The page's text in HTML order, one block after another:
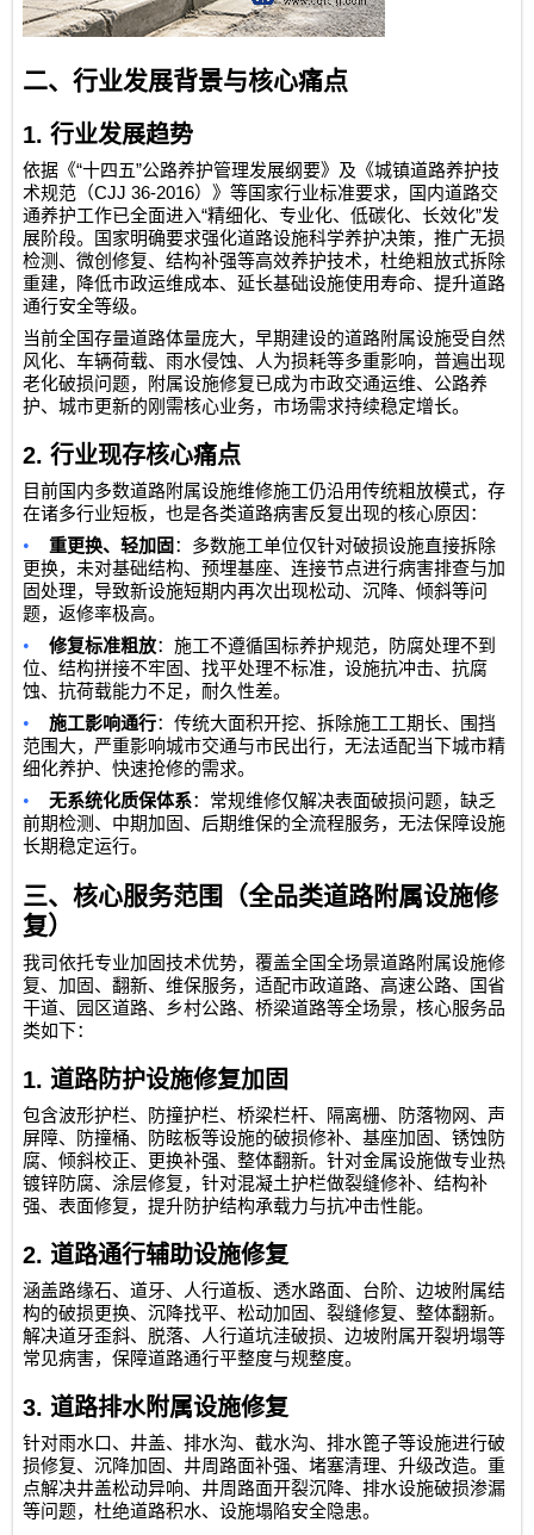
二、行业发展背景与核心痛点
1.行业发展趋势
依据《“十四五”公路养护管理发展纲要》及《城镇道路养护技
术规范（CJJ 36-2016）》等国家行业标准要求，国内道路交
通养护工作已全面进入“精细化、专业化、低碳化、长效化”发
展阶段。国家明确要求强化道路设施科学养护决策，推广无损
检测、微创修复、结构补强等高效养护技术，杜绝粗放式拆除
重建，降低市政运维成本、延长基础设施使用寿命、提升道路
通行安全等级。
当前全国存量道路体量庞大，早期建设的道路附属设施受自然
风化、车辆荷载、雨水侵蚀、人为损耗等多重影响，普遍出现
老化破损问题，附属设施修复已成为市政交通运维、公路养
护、城市更新的刚需核心业务，市场需求持续稳定增长。
2.行业现存核心痛点
目前国内多数道路附属设施维修施工仍沿用传统粗放模式，存
在诸多行业短板，也是各类道路病害反复出现的核心原因：
• 重更换、轻加固 ：多数施工单位仅针对破损设施直接拆除
更换，未对基础结构、预埋基座、连接节点进行病害排查与加
固处理，导致新设施短期内再次出现松动、沉降、倾斜等问
题，返修率极高。
• 修复标准粗放：施工不遵循国标养护规范，防腐处理不到
位、结构拼接不牢固、找平处理不标准，设施抗冲击、抗腐
蚀、抗荷载能力不足，耐久性差。
• 施工影响通行：传统大面积开挖、拆除施工工期长、围挡
范围大，严重影响城市交通与市民出行，无法适配当下城市精
细化养护、快速抢修的需求。
• 无系统化质保体系：常规维修仅解决表面破损问题，缺乏
前期检测、中期加固、后期维保的全流程服务，无法保障设施
长期稳定运行。
三、核心服务范围（全品类道路附属设施修
复）
我司依托专业加固技术优势，覆盖全国全场景道路附属设施修
复、加固、翻新、维保服务，适配市政道路、高速公路、国省
干道、园区道路、乡村公路、桥梁道路等全场景，核心服务品
类如下：
1.道路防护设施修复加固
包含波形护栏、防撞护栏、桥梁栏杆、隔离栅、防落物网、声
屏障、防撞桶、防眩板等设施的破损修补、基座加固、锈蚀防
腐、倾斜校正、更换补强、整体翻新。针对金属设施做专业热
镀锌防腐、涂层修复，针对混凝土护栏做裂缝修补、结构补
强、表面修复，提升防护结构承载力与抗冲击性能。
2.道路通行辅助设施修复
涵盖路缘石、道牙、人行道板、透水路面、台阶、边坡附属结
构的破损更换、沉降找平、松动加固、裂缝修复、整体翻新。
解决道牙歪斜、脱落、人行道坑洼破损、边坡附属开裂坍塌等
常见病害，保障道路通行平整度与规整度。
3.道路排水附属设施修复
针对雨水口、井盖、排水沟、截水沟、排水篦子等设施进行破
损修复、沉降加固、井周路面补强、堵塞清理、升级改造。重
点解决井盖松动异响、井周路面开裂沉降、排水设施破损渗漏
等问题，杜绝道路积水、设施塌陷安全隐患。